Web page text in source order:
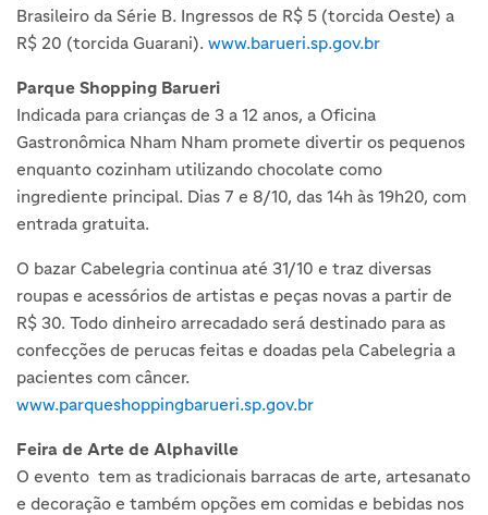
Brasileiro da Série B. Ingressos de R$ 5 (torcida Oeste) a
R$ 20 (torcida Guarani). www.barueri.sp.gov.br
Parque Shopping Barueri
Indicada para crianças de 3 a 12 anos, a Oficina
Gastronômica Nham Nham promete divertir os pequenos
enquanto cozinham utilizando chocolate como
ingrediente principal. Dias 7 e 8/10, das 14h às 19h20, com
entrada gratuita.
O bazar Cabelegria continua até 31/10 e traz diversas
roupas e acessórios de artistas e peças novas a partir de
R$ 30. Todo dinheiro arrecadado será destinado para as
confecções de perucas feitas e doadas pela Cabelegria a
pacientes com câncer.
www.parqueshoppingbarueri.sp.gov.br
Feira de Arte de Alphaville
O evento tem as tradicionais barracas de arte, artesanato
e decoração e também opções em comidas e bebidas nos